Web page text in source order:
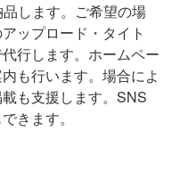
します。ご希望の場
ップロード・タイト
行します。ホームペー
も行います。場合によ
も支援します。SNS
きます。